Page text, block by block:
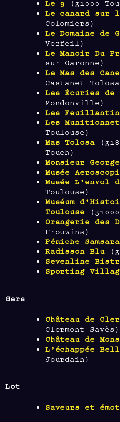
Le 9 (31000
Le canard sur
Colomiers)
Le Domaine de
Verfeil)
Le Manoir Du
sur Garonne)
Le Mas des
Castanet
Les Écuries de
Mondonville)
Les
Les
Toulouse)
Mas Tolosa
Touch)
Monsieur
Musée
Musée L’envol
Toulouse)
Muséum
Toulouse
Orangerie des
Frouzins)
Péniche Samsara
Radisson Blu
Sevenline
Sporting
Gers
Château de
Clermont-Savès)
Château de Mons
L’échappée
Jourdain)
Lot
Saveurs et